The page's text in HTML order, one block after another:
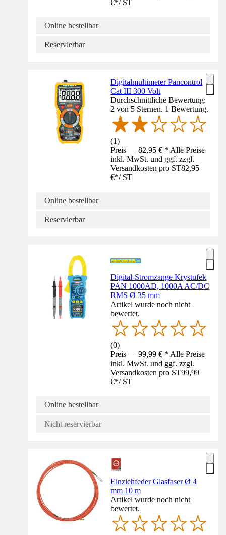
€*/ ST
Online bestellbar
Reservierbar
Digitalmultimeter Pancontrol
Cat III 300 Volt
Durchschnittliche Bewertung:
2 von 5 Sternen. 1 Bewertung.
(1)
Preis — 82,95 € * Alle Preise
inkl. MwSt. und ggf. zzgl.
Versandkosten pro ST82,95
€*/ ST
Online bestellbar
Reservierbar
Digital-Stromzange Krystufek
PAN 1000AD, 1000A AC/DC
RMS Ø 35 mm
Artikel wurde noch nicht
bewertet.
(0)
Preis — 99,99 € * Alle Preise
inkl. MwSt. und ggf. zzgl.
Versandkosten pro ST99,99
€*/ ST
Online bestellbar
Nicht reservierbar
Einziehfeder Glasfaser Ø 4
mm 10 m
Artikel wurde noch nicht
bewertet.